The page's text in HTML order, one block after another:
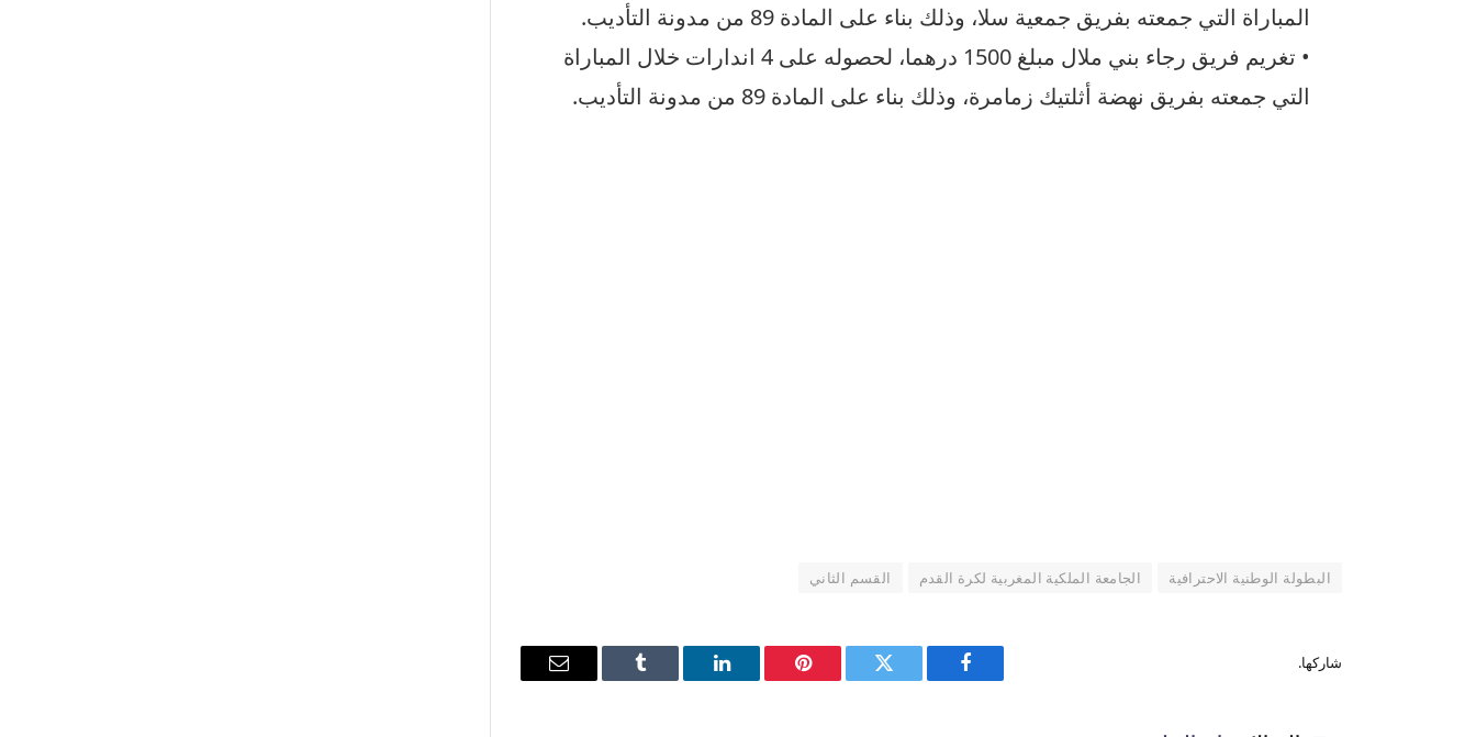
المباراة التي جمعته بفريق جمعية سلا، وذلك بناء على المادة 89 من مدونة التأديب.
• تغريم فريق رجاء بني ملال مبلغ 1500 درهما، لحصوله على 4 اندارات خلال المباراة
التي جمعته بفريق نهضة أثلتيك زمامرة، وذلك بناء على المادة 89 من مدونة التأديب.
البطولة الوطنية الاحترافية الجامعة الملكية المغربية لكرة القدم القسم الثاني
شاركها.
فيسبوك
تويتر بينتيريستلينكدإن Tumblr
البريد